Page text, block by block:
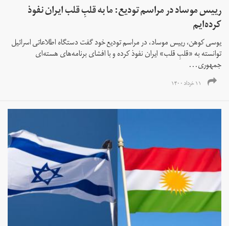
رییس موساد در مراسم تودیع: ما به قلبِ قلب ایران نفوذ
کرده‌ایم
یوسی کوهن، رییس موساد، در مراسم تودیع خود گفت دستگاه اطلاعاتی اسرائیل
توانسته به «قلبِ قلب» ایران نفوذ کرده و با افشای برنامه‌های هسته‌ای
جمهوری...
۱۱ خرداد ۱۴۰۰